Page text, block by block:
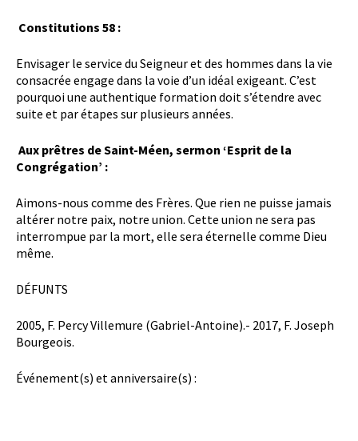
Constitutions 58 :
Envisager le service du Seigneur et des hommes dans la vie
consacrée engage dans la voie d’un idéal exigeant. C’est
pourquoi une authentique formation doit s’étendre avec
suite et par étapes sur plusieurs années.
Aux prêtres de Saint-Méen, sermon ‘Esprit de la
Congrégation’ :
Aimons-nous comme des Frères. Que rien ne puisse jamais
altérer notre paix, notre union. Cette union ne sera pas
interrompue par la mort, elle sera éternelle comme Dieu
même.
DÉFUNTS
2005, F. Percy Villemure (Gabriel-Antoine).- 2017, F. Joseph
Bourgeois.
Événement(s) et anniversaire(s) :